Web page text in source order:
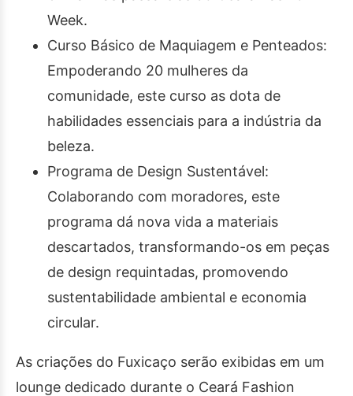
Week.
Curso Básico de Maquiagem e Penteados:
Empoderando 20 mulheres da
comunidade, este curso as dota de
habilidades essenciais para a indústria da
beleza.
Programa de Design Sustentável:
Colaborando com moradores, este
programa dá nova vida a materiais
descartados, transformando-os em peças
de design requintadas, promovendo
sustentabilidade ambiental e economia
circular.
As criações do Fuxicaço serão exibidas em um
lounge dedicado durante o Ceará Fashion